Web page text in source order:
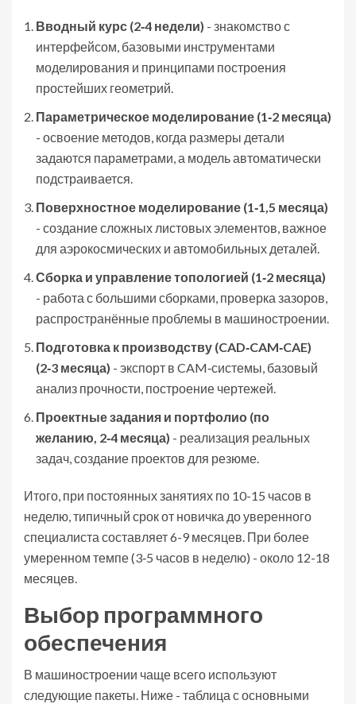
Вводный курс (2‑4 недели) - знакомство с
интерфейсом, базовыми инструментами
моделирования и принципами построения
простейших геометрий.
Параметрическое моделирование (1‑2 месяца)
- освоение методов, когда размеры детали
задаются параметрами, а модель автоматически
подстраивается.
Поверхностное моделирование (1‑1,5 месяца)
- создание сложных листовых элементов, важное
для аэрокосмических и автомобильных деталей.
Сборка и управление топологией (1‑2 месяца)
- работа с большими сборками, проверка зазоров,
распространённые проблемы в машиностроении.
Подготовка к производству (CAD‑CAM‑CAE)
(2‑3 месяца) - экспорт в CAM‑системы, базовый
анализ прочности, построение чертежей.
Проектные задания и портфолио (по
желанию, 2‑4 месяца) - реализация реальных
задач, создание проектов для резюме.
Итого, при постоянных занятиях по 10-15 часов в
неделю, типичный срок от новичка до уверенного
специалиста составляет 6-9 месяцев. При более
умеренном темпе (3‑5 часов в неделю) - около 12-18
месяцев.
Выбор программного
обеспечения
В машиностроении чаще всего используют
следующие пакеты. Ниже - таблица с основными